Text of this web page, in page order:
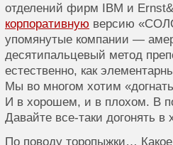
отделений фирм IBM и
корпоративную версию
упомянутые компании —
десятипальцевый метод
естественно, как
Мы во многом хотим
И в хорошем, и в плохом. В
Давайте все-таки догонять
По поводу торопыжки…